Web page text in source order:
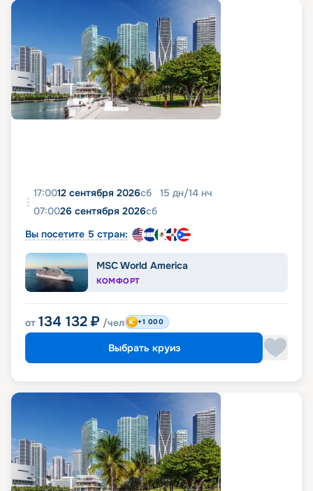
17:0012 сентября 2026сб 15 дн/14 нч
07:0026 сентября 2026сб
Вы посетите 5 стран:
MSC World America
КОМФОРТ
от 134 132 ₽ /чел +1 000
Выбрать круиз